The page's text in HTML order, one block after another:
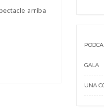
arriba
GALA
UNA